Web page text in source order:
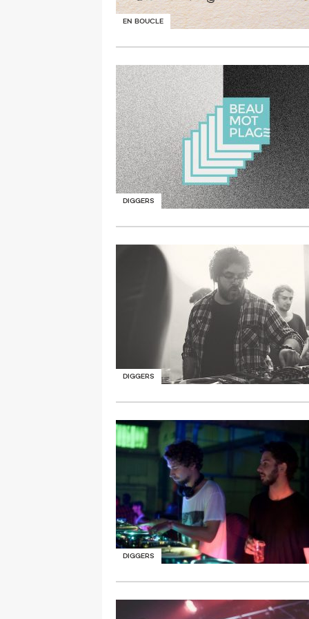
EN BOUCLE
DIGGERS
DIGGERS
DIGGERS